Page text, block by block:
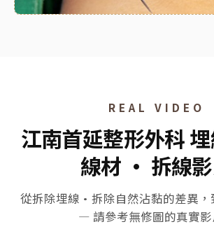
REAL VIDEO
江南首延整形外科
線材 · 拆線
從拆除埋線·拆除自然沾黏的差異，
— 請參考無修圖的真實影